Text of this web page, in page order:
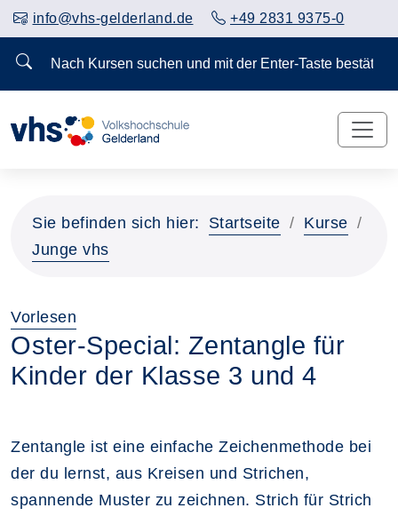
info@vhs-gelderland.de +49 2831 9375-0
Nach Kursen suchen und mit der Enter-Taste
Sie befinden sich hier: Startseite
Kurse
Junge vhs
Vorlesen
Oster-Special: Zentangle für
Kinder der Klasse 3 und 4
Zentangle ist eine einfache Zeichenmethode bei
der du lernst, aus Kreisen und Strichen,
spannende Muster zu zeichnen. Strich für Strich